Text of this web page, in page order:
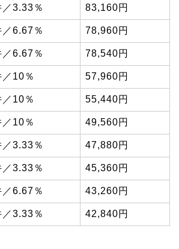
／3.33％ 83,160円
／6.67％ 78,960円
／6.67％ 78,540円
10％ 57,960円
10％ 55,440円
10％ 49,560円
／3.33％ 47,880円
／3.33％ 45,360円
／6.67％ 43,260円
／3.33％ 42,840円